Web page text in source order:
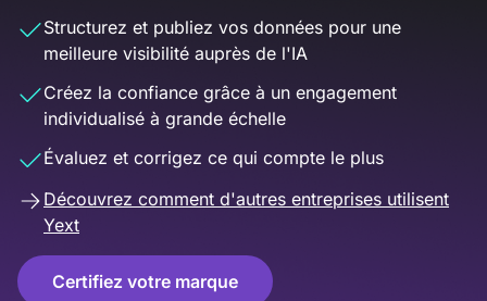
Structurez et publiez vos données pour une
meilleure visibilité auprès de l'IA
Créez la confiance grâce à un engagement
individualisé à grande échelle
Évaluez et corrigez ce qui compte le plus
Découvrez comment d'autres entreprises utilisent
Yext
Certifiez votre marque